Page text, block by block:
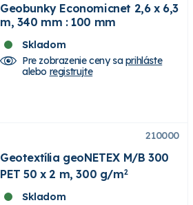
Geobunky Economicnet 2,6 x 6,3
m, 340 mm : 100 mm
Skladom
Pre zobrazenie ceny saprihláste
alebo registrujte
210000
Geotextília geoNETEX M/B 300
PET 50 x 2 m, 300 g/m2
Skladom